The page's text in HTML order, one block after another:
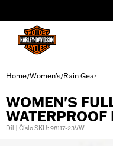
Home/Women's/Rain Gear
WOMEN'S
WATERPROOF
Díl | Číslo SKU: 98117-23VW